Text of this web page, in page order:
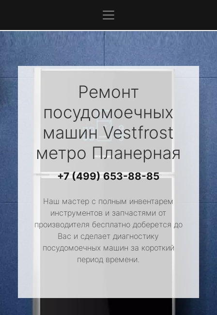
Ремонт
посудомоечных
машин Vestfrost
метро Планерная
+7 (499) 653-88-85
Наш мастер с полным инвентарем
инструментов и запчастями от
производителя бесплатно доберется до
Вас и сделает диагностику
посудомоечных машин за короткий
период времени.